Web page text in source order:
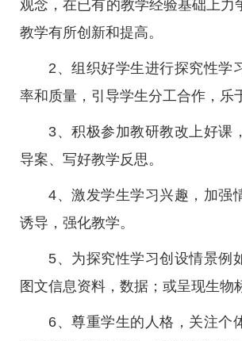
观念，在已有的教学经验基础上力
教学有所创新和提高。
2、组织好学生进行探究性学
率和质量，引导学生分工合作，乐
3、积极参加教研教改上好课
导案、写好教学反思。
4、激发学生学习兴趣，加强
诱导，强化教学。
5、为探究性学习创设情景例
图文信息资料，数据；或呈现生物
6、尊重学生的人格，关注个